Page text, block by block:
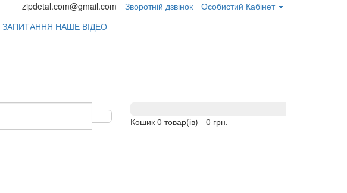
zipdetal.com@gmail.com Зворотній дзвінок
Особистий Кабінет
ЗАПИТАННЯ НАШЕ ВІДЕО
Кошик 0 товар(ів) - 0 грн.